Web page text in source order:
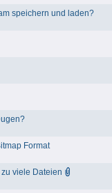
speichern und laden?
Format
viele Dateien